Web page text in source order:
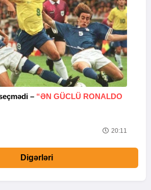
– “ƏN GÜCLÜ RONALDO
20:11
Digərləri